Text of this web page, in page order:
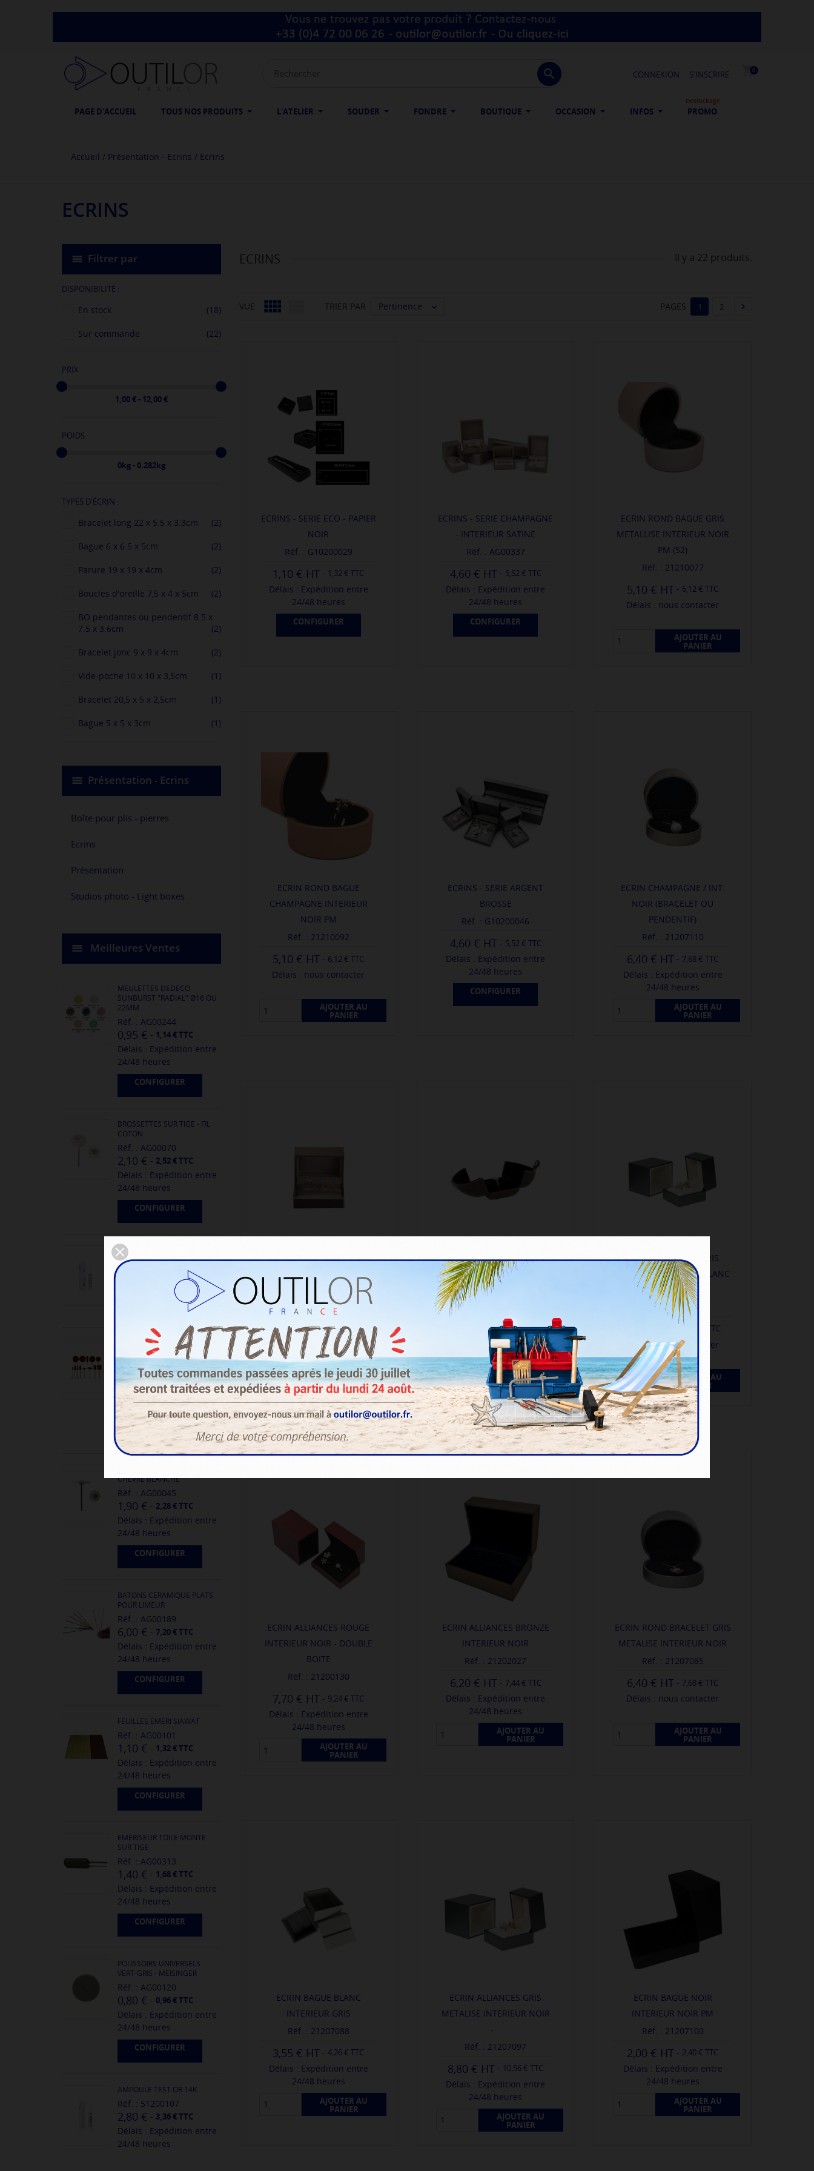
 CONNEXION S'INSCRIRE shopping_cart
0
PAGE D'ACCUEIL TOUS NOS PRODUITS L'ATELIER SOUDER FONDRE BOUTIQUE OCCASION INFOS PROMO
Déstockage
Accueil Présentation - Ecrins Ecrins
ECRINS
Filtrer par
DISPONIBILITÉ :
En stock (18)
Sur commande (22)
PRIX
1,00 € - 12,00 €
POIDS
0kg - 0.282kg
TYPES D'ÉCRIN :
Bracelet long 22 x 5.5 x 3.3cm (2)
Bague 6 x 6.5 x 5cm (2)
Parure 19 x 19 x 4cm (2)
Boucles d'oreille 7,5 x 4 x 5cm (2)
BO pendantes ou pendentif 8.5 x
7.5 x 3.6cm
(2)
Bracelet jonc 9 x 9 x 4cm (2)
Vide-poche 10 x 10 x 3,5cm (1)
Bracelet 20,5 x 5 x 2,5cm (1)
Bague 5 x 5 x 3cm (1)
Présentation - Ecrins
Boîte pour plis - pierres
Ecrins
Présentation
Studios photo - Light boxes
Meilleures Ventes
MEULETTES DEDECO
SUNBURST "RADIAL" Ø16 OU
22MM
Réf. : AG00244
0,95 € - 1,14 € TTC
Délais : Expédition entre
24/48 heures
CONFIGURER
BROSSETTES SUR TIGE - FIL
COTON
Réf. : AG00070
2,10 € - 2,52 € TTC
Délais : Expédition entre
24/48 heures
CONFIGURER
AMPOULE TEST OR 18K
Réf. : 51200114
3,36 € TTC
Délais : Expédition entre
MEULETTE POLISSOIRS EVE
ROUGE BRUNS - GRAIN FIN -...
Réf. : G10200058
0,70 € -0,84 € TTC
Délais : Expédition entre
24/48 heures
CONFIGURER
CHEVRE BLANCHE
Réf. : AG00045
1,90 € - 2,28 € TTC
Délais : Expédition entre
24/48 heures
CONFIGURER
BATONS CERAMIQUE PLATS
POUR LIMEUR
Réf. : AG00189
6,00 € - 7,20 € TTC
Délais : Expédition entre
24/48 heures
CONFIGURER
FEUILLES EMERI SIAWAT
Réf. : AG00101
1,10 € - 1,32 € TTC
Délais : Expédition entre
24/48 heures
CONFIGURER
EMERISEUR TOILE MONTE
SUR TIGE
Réf. : AG00313
1,40 € - 1,68 € TTC
Délais : Expédition entre
24/48 heures
CONFIGURER
POLISSOIRS UNIVERSELS
VERT-GRIS - MEISINGER
Réf. : AG00120
0,80 € - 0,96 € TTC
Délais : Expédition entre
24/48 heures
CONFIGURER
AMPOULE TEST OR 14K
Réf. : 51200107
2,80 € - 3,36 € TTC
Délais : Expédition entre
24/48 heures
ECRINS Il y a 22 produits.
VUE  TRIER PAR Pertinence  PAGES 1 2 
ECRINS - SERIE ECO - PAPIER
NOIR
Réf. : G10200029
1,10 € - 1,32 € TTC
Délais : Expédition entre
24/48 heures
CONFIGURER
ECRINS - SERIE CHAMPAGNE
- INTERIEUR SATINE
Réf. : AG00337
4,60 € - 5,52 € TTC
Délais : Expédition entre
24/48 heures
CONFIGURER
ECRIN ROND BAGUE GRIS
METALLISE INTERIEUR NOIR
PM (52)
Réf. : 21210077
5,10 € - 6,12 € TTC
Délais : nous contacter
AJOUTER AU
PANIER
ECRIN ROND BAGUE
CHAMPAGNE INTERIEUR
NOIR PM
Réf. : 21210092
5,10 € - 6,12 € TTC
Délais : nous contacter
AJOUTER AU
PANIER
ECRINS - SERIE ARGENT
BROSSE
Réf. : G10200046
4,60 € - 5,52 € TTC
Délais : Expédition entre
24/48 heures
CONFIGURER
ECRIN CHAMPAGNE / INT.
NOIR (BRACELET OU
PENDENTIF)
Réf. : 21207110
6,40 € - 7,68 € TTC
Délais : Expédition entre
24/48 heures
AJOUTER AU
PANIER
ECRIN CHAMPAGNE / INT.
Réf. : 21200080
5,50 € - 6,60 € TTC
Délais : Expédition entre
24/48 heures
AJOUTER AU
PANIER
ECRIN BAGUE MARRON
FERMETURE A PRESSION
Réf. : 21200102
4,20 €
Délais : Expédition entre
24/48 heures
AJOUTER AU
PANIER
ECRIN ALLIANCES GRIS
METALISE INTERIEUR BLANC
-...
Réf. : 21200120
10,56 € TTC
Délais : nous contacter
AJOUTER AU
PANIER
ECRIN ALLIANCES ROUGE
INTERIEUR NOIR - DOUBLE
BOITE
Réf. : 21200130
7,70 € - 9,24 € TTC
Délais : Expédition entre
24/48 heures
AJOUTER AU
PANIER
ECRIN ALLIANCES BRONZE
INTERIEUR NOIR
Réf. : 21202027
6,20 € - 7,44 € TTC
Délais : Expédition entre
24/48 heures
AJOUTER AU
PANIER
ECRIN ROND BRACELET GRIS
METALISE INTERIEUR NOIR
Réf. : 21207085
6,40 € - 7,68 € TTC
Délais : nous contacter
AJOUTER AU
PANIER
ECRIN BAGUE BLANC
INTERIEUR GRIS
Réf. : 21207088
3,55 € -4,26 € TTC
Délais : Expédition entre
24/48 heures
AJOUTER AU
PANIER
ECRIN ALLIANCES GRIS
METALISE INTERIEUR NOIR
-...
Réf. : 21207097
8,80 € - 10,56 € TTC
Délais : Expédition entre
24/48 heures
AJOUTER AU
PANIER
ECRIN BAGUE NOIR
INTERIEUR NOIR PM
Réf. : 21207100
2,00 € - 2,40 € TTC
Délais : Expédition entre
24/48 heures
AJOUTER AU
PANIER